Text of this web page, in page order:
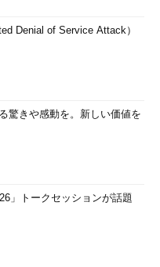
Denial of Service Attack）
驚きや感動を。新しい価値を
」トークセッションが話題